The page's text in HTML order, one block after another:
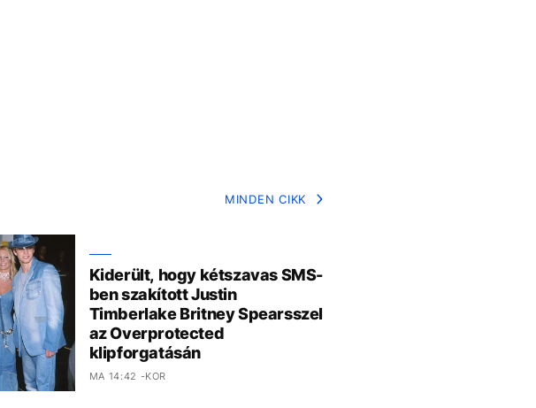
MINDEN CIKK
Kiderült, hogy kétszavas SMS-
ben szakított Justin
Timberlake Britney Spearsszel
az Overprotected
klipforgatásán
MA 14:42 -KOR